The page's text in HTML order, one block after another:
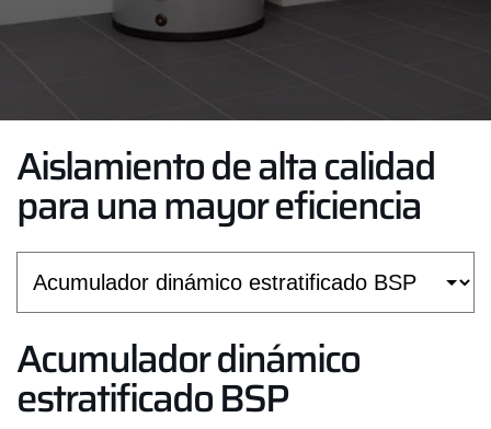
Aislamiento de alta calidad
para una mayor eficiencia
Acumulador dinámico
estratificado BSP